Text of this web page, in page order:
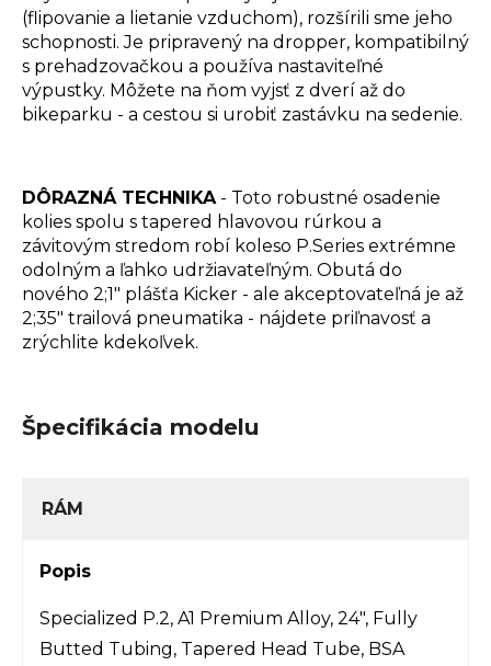
(flipovanie a lietanie vzduchom), rozšírili sme jeho
schopnosti. Je pripravený na dropper, kompatibilný
s prehadzovačkou a používa nastaviteľné
výpustky. Môžete na ňom vyjsť z dverí až do
bikeparku - a cestou si urobiť zastávku na sedenie.
DÔRAZNÁ TECHNIKA - Toto robustné osadenie
kolies spolu s tapered hlavovou rúrkou a
závitovým stredom robí koleso P.Series extrémne
odolným a ľahko udržiavateľným. Obutá do
nového 2;1" plášťa Kicker - ale akceptovateľná je až
2;35" trailová pneumatika - nájdete priľnavosť a
zrýchlite kdekoľvek.
Špecifikácia modelu
RÁM
Popis
Specialized P.2, A1 Premium Alloy, 24", Fully
Butted Tubing, Tapered Head Tube, BSA